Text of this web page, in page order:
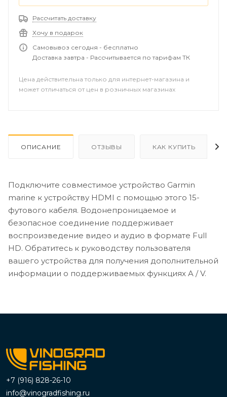
Рассчитать доставку
Хочу в подарок
Самовывоз сегодня - бесплатно
Доставка завтра - Рассчитывается по тарифам ТК
Цена действительна только для интернет-магазина и
может отличаться от цен в розничных магазинах
ОПИСАНИЕ ОТЗЫВЫ КАК КУПИТЬ
Подключите совместимое устройство Garmin
marine к устройству HDMI с помощью этого 15-
футового кабеля. Водонепроницаемое и
безопасное соединение поддерживает
воспроизведение видео и аудио в формате Full
HD. Обратитесь к руководству пользователя
вашего устройства для получения дополнительной
информации о поддерживаемых функциях A / V.
+7 (916) 828-26-10
info@vinogradfishing.ru